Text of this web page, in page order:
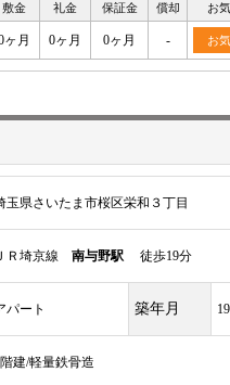
敷金 礼金 保証金 償却 お
ヶ月 0ヶ月 0ヶ月 - お
玉県さいたま市桜区栄和３丁目
Ｒ埼京線 南与野駅 徒歩19分
パート 築年月
建/軽量鉄骨造